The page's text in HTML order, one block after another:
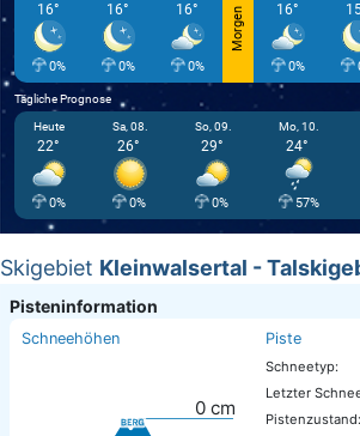
16°
0%
16°
0%
16°
0%
Morgen 16°
0%
Tägliche Prognose
Heute
22°
0%
Sa, 08.
26°
0%
So, 09.
29°
0%
Mo, 10.
24°
57%
Skigebiet Kleinwalsertal -
Pisteninformation
Schneehöhen
0 cm
Piste
Schneetyp:
Letzter
Pistenzustand: